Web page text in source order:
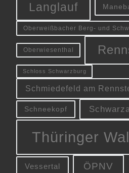
Langlauf
Oberweißbacher Berg- und
Oberwiesenthal
Schloss Schwarzburg
Schmiedefeld am
Schneekopf
Thüringer
Vessertal ÖPNV